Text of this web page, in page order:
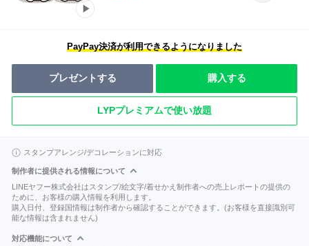
PayPay決済が利用できるようになりました
プレゼントする 購入する
LYPプレミアムで使い放題
スタンプアレンジ/デコレーションに対応
制作者に提供される情報について
LINEヤフー株式会社はスタンプ/絵文字/着せかえ制作者への売上レポートの提供の
ために、お客様の購入情報を利用します。
購入日付、登録国情報は制作者から確認することができます。(お客様を直接識別可
能な情報は含まれません)
対応機能について